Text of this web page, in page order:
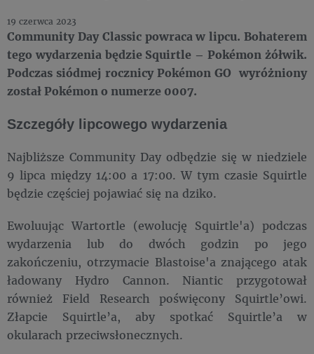
19 czerwca 2023
Community Day Classic powraca w lipcu. Bohaterem
tego wydarzenia będzie Squirtle – Pokémon żółwik.
Podczas siódmej rocznicy Pokémon GO wyróżniony
został Pokémon o numerze 0007.
Szczegóły lipcowego wydarzenia
Najbliższe Community Day odbędzie się w niedziele
9 lipca między 14:00 a 17:00. W tym czasie Squirtle
będzie częściej pojawiać się na dziko.
Ewoluując Wartortle (ewolucję Squirtle'a) podczas
wydarzenia lub do dwóch godzin po jego
zakończeniu, otrzymacie Blastoise'a znającego atak
ładowany Hydro Cannon. Niantic przygotował
również Field Research poświęcony Squirtle’owi.
Złapcie Squirtle’a, aby spotkać Squirtle’a w
okularach przeciwsłonecznych.